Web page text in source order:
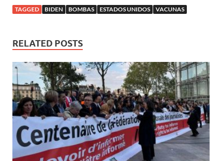
TAGGED BIDEN BOMBAS ESTADOS UNIDOS VACUNAS
RELATED POSTS